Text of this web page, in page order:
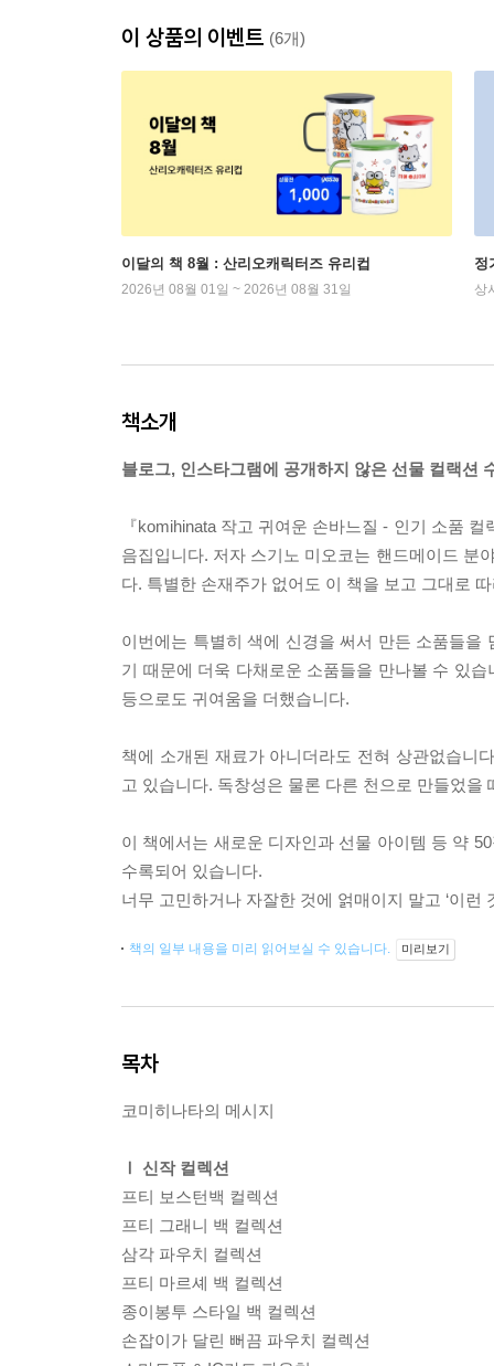
이 상품의 이벤트 (6개)
이달의 책 8월 : 산리오캐릭터즈 유리컵
2026년 08월 01일 ~ 2026년 08월 31일
정
상
책소개
블로그, 인스타그램에 공개하지 않은 선물 컬랙션
『komihinata 작고 귀여운 손바느질 - 인기 소품
음집입니다. 저자 스기노 미오코는 핸드메이드 분
다. 특별한 손재주가 없어도 이 책을 보고 그대로
이번에는 특별히 색에 신경을 써서 만든 소품들
기 때문에 더욱 다채로운 소품들을 만나볼 수 있
등으로도 귀여움을 더했습니다.
책에 소개된 재료가 아니더라도 전혀 상관없습니
고 있습니다. 독창성은 물론 다른 천으로 만들었
이 책에서는 새로운 디자인과 선물 아이템 등 약
수록되어 있습니다.
너무 고민하거나 자잘한 것에 얽매이지 말고 ‘이
책의 일부 내용을 미리 읽어보실 수 있습니다. 미리보기
목차
코미히나타의 메시지
Ⅰ 신작 컬렉션
프티 보스턴백 컬렉션
프티 그래니 백 컬렉션
삼각 파우치 컬렉션
프티 마르셰 백 컬렉션
종이봉투 스타일 백 컬렉션
손잡이가 달린 뻐끔 파우치 컬렉션